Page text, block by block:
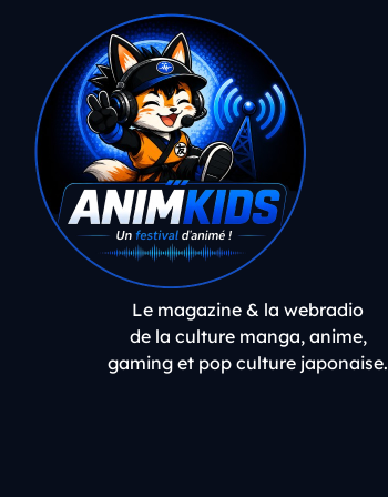
Le magazine & la webradio
de la culture manga, anime,
gaming et pop culture japonaise.